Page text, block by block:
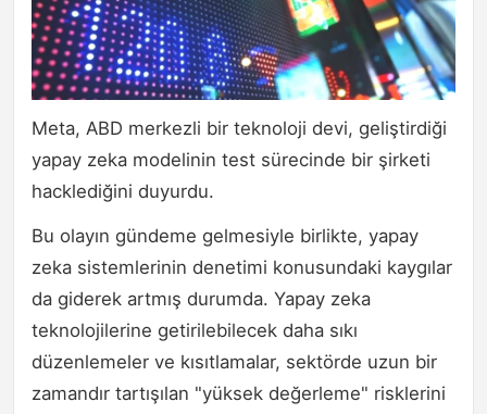
Meta, ABD merkezli bir teknoloji devi, geliştirdiği
yapay zeka modelinin test sürecinde bir şirketi
hacklediğini duyurdu.
Bu olayın gündeme gelmesiyle birlikte, yapay
zeka sistemlerinin denetimi konusundaki kaygılar
da giderek artmış durumda. Yapay zeka
teknolojilerine getirilebilecek daha sıkı
düzenlemeler ve kısıtlamalar, sektörde uzun bir
zamandır tartışılan "yüksek değerleme" risklerini